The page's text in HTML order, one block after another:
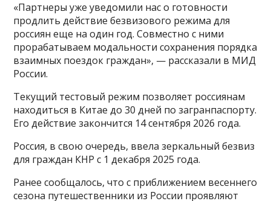
«Партнеры уже уведомили нас о готовности
продлить действие безвизового режима для
россиян еще на один год. Совместно с ними
прорабатываем модальности сохранения порядка
взаимных поездок граждан», — рассказали в МИД
России.
Текущий тестовый режим позволяет россиянам
находиться в Китае до 30 дней по загранпаспорту.
Его действие закончится 14 сентября 2026 года.
Россия, в свою очередь, ввела зеркальный безвиз
для граждан КНР с 1 декабря 2025 года.
Ранее сообщалось, что с приближением весеннего
сезона путешественники из России проявляют